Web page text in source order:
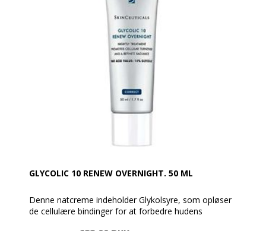
GLYCOLIC 10 RENEW OVERNIGHT. 50 ML
Denne natcreme indeholder Glykolsyre, som opløser
de cellulære bindinger for at forbedre hudens